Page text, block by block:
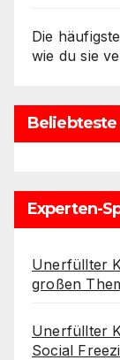
Die
wie du sie
Beliebteste
Experten-
Unerfüllter
großen
Unerfüllter
Social